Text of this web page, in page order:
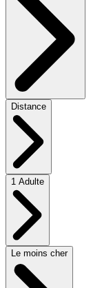
Distance
1 Adulte
Le moins cher